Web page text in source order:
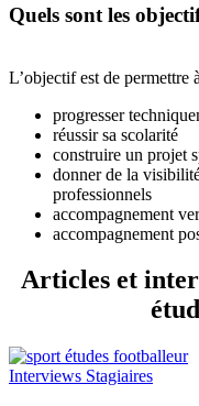
Quels sont les
L’objectif est de permettre
progresser
réussir sa scolarité
construire un projet
donner de la
professionnels
accompagnement
accompagnement
Articles et
Interviews Stagiaires